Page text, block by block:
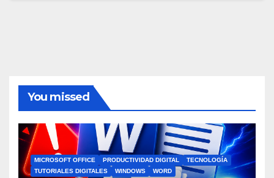
You missed
MICROSOFT OFFICE PRODUCTIVIDAD DIGITAL
TECNOLOGÍA
TUTORIALES DIGITALES
WINDOWS WORD